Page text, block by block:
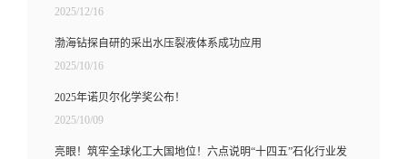
2025/12/16
渤海钻探自研的采出水压裂液体系成功应用
2025/10/16
2025年诺贝尔化学奖公布！
2025/10/09
亮眼！筑牢全球化工大国地位！六点说明“十四五”石化行业发